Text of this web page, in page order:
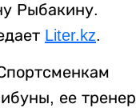
Рыбакину.
Liter.kz.
ее тренер